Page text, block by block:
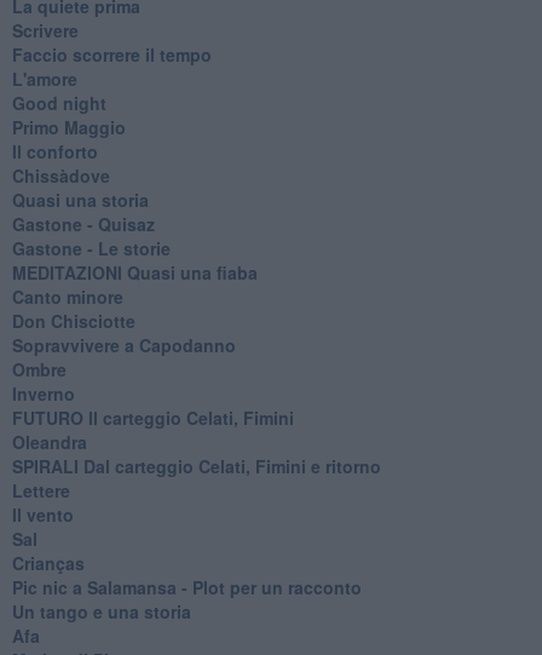
La quiete prima
Scrivere
Faccio scorrere il tempo
L'amore
Good night
Primo Maggio
Il conforto
Chissàdove
Quasi una storia
Gastone - Quisaz
Gastone - Le storie
MEDITAZIONI Quasi una fiaba
Canto minore
Don Chisciotte
Sopravvivere a Capodanno
Ombre
Inverno
FUTURO Il carteggio Celati, Fimini
Oleandra
SPIRALI Dal carteggio Celati, Fimini e ritorno
Lettere
Il vento
Sal
Crianças
Pic nic a Salamansa - Plot per un racconto
Un tango e una storia
Afa